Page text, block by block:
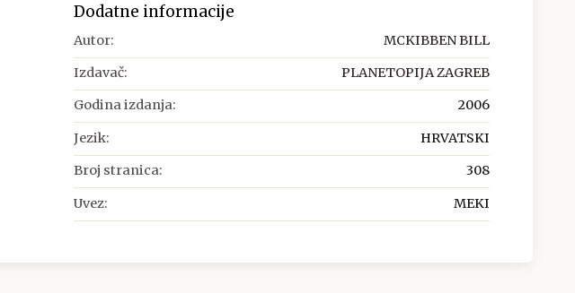
Dodatne informacije
Autor: MCKIBBEN BILL
Izdavač: PLANETOPIJA ZAGREB
Godina izdanja: 2006
Jezik: HRVATSKI
Broj stranica: 308
Uvez: MEKI